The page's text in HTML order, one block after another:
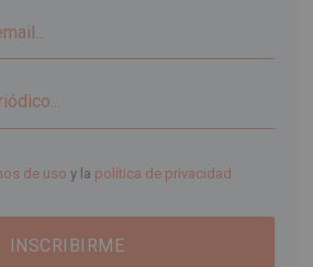
de uso y la política de privacidad
INSCRIBIRME